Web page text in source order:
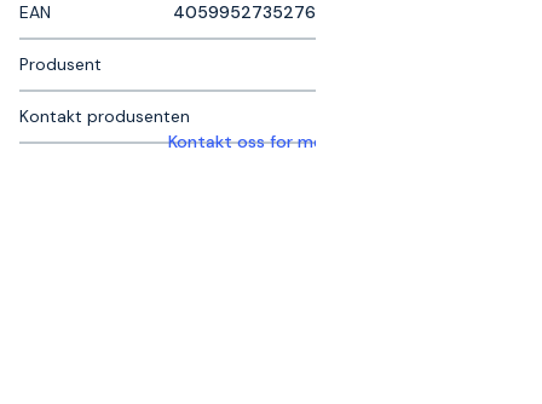
EAN 4059952735276
Produsent
Kontakt produsenten
Kontakt oss for mer informasjon